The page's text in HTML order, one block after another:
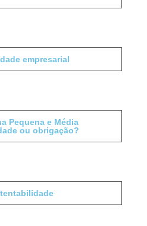
empresarial
Pequena e Média
ou obrigação?